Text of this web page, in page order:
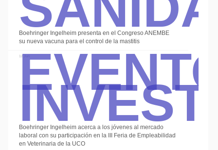
Boehringer Ingelheim presenta en el Congreso ANEMBE
su nueva vacuna para el control de la mastitis
12 Jun
Boehringer Ingelheim acerca a los jóvenes al mercado
laboral con su participación en la III Feria de Empleabilidad
en Veterinaria de la UCO